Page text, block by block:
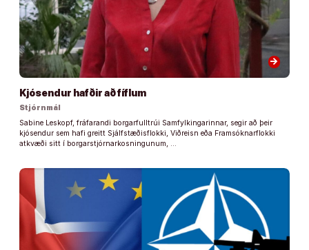
arrow_forward
Kjósendur hafðir að fíflum
Stjórnmál
Sabine Leskopf, fráfarandi borgarfulltrúi Samfylkingarinnar, segir að þeir
kjósendur sem hafi greitt Sjálfstæðisflokki, Viðreisn eða Framsóknarflokki
atkvæði sitt í borgarstjórnarkosningunum, …